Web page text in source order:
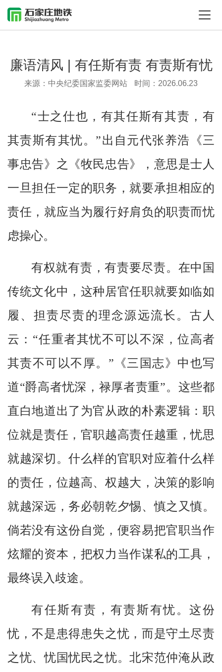
廉语清风 | 有任斯有责 有责斯有忧
来源：中央纪委国家监委网站 时间：2026.06.23
“士之仕也，有其任斯有其责，有
其责斯有其忧。”出自元代张养浩《三
事忠告》之《牧民忠告》，意思是士人
一旦担任一定的职务，就要承担相应的
责任，就应当为履行好肩负的职责而忧
虑操心。
有权就有责，有责要尽责。在中国
传统文化中，这种居官任职就要如临如
履、担责尽责的理念源远流长。古人
云：“任重者其忧不可以不深，位高者
其责不可以不厚。”《三国志》中也写
道“爵高者忧深，禄厚者责重”。这些都
直白地道出了为官从政的朴素逻辑：职
位就是责任，官职越高责任越重，忧思
就越深切。什么样的官职对应着什么样
的责任，位越高、权越大，决策的影响
就越深远，务必朝乾夕惕、慎之又慎。
倘若没有这份自觉，便容易把官职当作
炫耀的资本，把权力当作谋私的工具，
最终误入歧途。
有任斯有责，有责斯有忧。这份
忧，不是患得患失之忧，而是守土尽责
之忧、忧国忧民之忧。北宋范仲淹从政